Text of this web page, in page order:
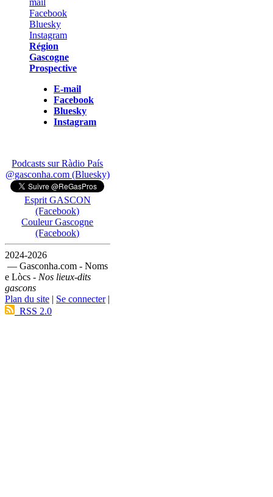
Région
Gascogne
Prospective
E-mail
Facebook
Bluesky
Instagram
Podcasts sur Ràdio País
@gasconha.com (Bluesky)
Esprit GASCON
(Facebook)
Couleur Gascogne
(Facebook)
2024-2026
— Gasconha.com - Noms
e Lòcs - Nos lieux-dits
gascons
Plan du site | Se connecter|
RSS 2.0